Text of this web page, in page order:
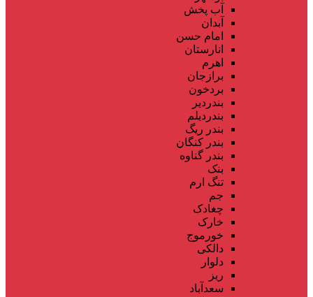
آب پخش
آبدان
امام حسن
انارستان
اهرم
برازجان
بردخون
بندردیر
بندردیلم
بندر ریگ
بندر کنگان
بندر گناوه
بنک
تنگ ارم
جم
چغادک
خارک
خورموج
دالکی
دلوار
ریز
سعدآباد